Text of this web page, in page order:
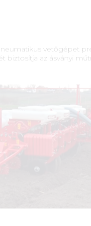
vetőgépet
biztosítja az ásványi